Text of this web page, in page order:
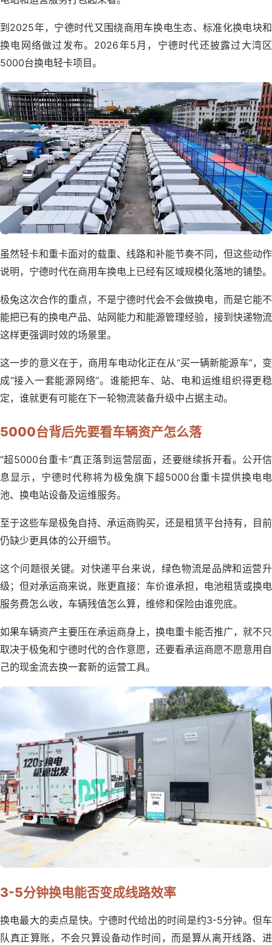
到2025年，宁德时代又围绕商用车换电生态、标准化换电块和
换电网络做过发布。2026年5月，宁德时代还披露过大湾区
5000台换电轻卡项目。
虽然轻卡和重卡面对的载重、线路和补能节奏不同，但这些动作
说明，宁德时代在商用车换电上已经有区域规模化落地的铺垫。
极兔这次合作的重点，不是宁德时代会不会做换电，而是它能不
能把已有的换电产品、站网能力和能源管理经验，接到快递物流
这样更强调时效的场景里。
这一步的意义在于，商用车电动化正在从“买一辆新能源车”，变
成“接入一套能源网络”。谁能把车、站、电和运维组织得更稳
定，谁就更有可能在下一轮物流装备升级中占据主动。
5000台背后先要看车辆资产怎么落
“超5000台重卡”真正落到运营层面，还要继续拆开看。公开信
息显示，宁德时代称将为极兔旗下超5000台重卡提供换电电
池、换电站设备及运维服务。
至于这些车是极兔自持、承运商购买，还是租赁平台持有，目前
仍缺少更具体的公开细节。
这个问题很关键。对快递平台来说，绿色物流是品牌和运营升
级；但对承运商来说，账更直接：车价谁承担，电池租赁或换电
服务费怎么收，车辆残值怎么算，维修和保险由谁兜底。
如果车辆资产主要压在承运商身上，换电重卡能否推广，就不只
取决于极兔和宁德时代的合作意愿，还要看承运商愿不愿意用自
己的现金流去换一套新的运营工具。
3-5分钟换电能否变成线路效率
换电最大的卖点是快。宁德时代给出的时间是约3-5分钟。但车
队真正算账，不会只算设备动作时间，而是算从离开线路、进